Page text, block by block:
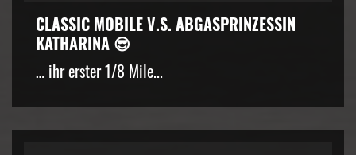
CLASSIC MOBILE V.S. ABGASPRINZESSIN
KATHARINA 😎
… ihr erster 1/8 Mile...